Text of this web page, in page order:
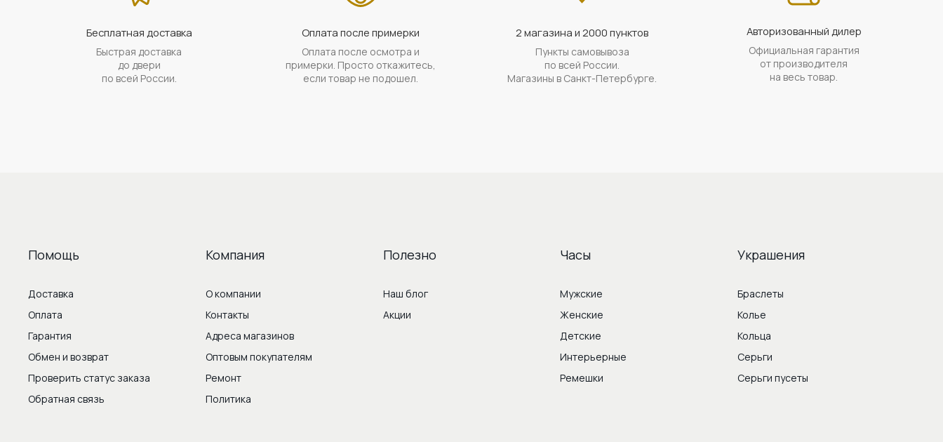
Бесплатная доставка
Быстрая доставка
до двери
по всей России.
Оплата после примерки
Оплата после осмотра и
примерки. Просто откажитесь,
если товар не подошел.
2 магазина и 2000 пунктов
Пункты самовывоза
по всей России.
Магазины в Санкт-Петербурге.
Авторизованный дилер
Официальная гарантия
от производителя
на весь товар.
Помощь
Доставка
Оплата
Гарантия
Обмен и возврат
Проверить статус заказа
Обратная связь
Компания
О компании
Контакты
Адреса магазинов
Оптовым покупателям
Ремонт
Политика
Полезно
Наш блог
Акции
Часы
Мужские
Женские
Детские
Интерьерные
Ремешки
Украшения
Браслеты
Колье
Кольца
Серьги
Серьги пусеты